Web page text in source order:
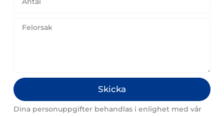
Skicka
Dina personuppgifter behandlas i enlighet med vår